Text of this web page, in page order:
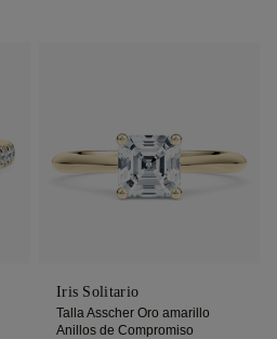
Iris Solitario
Talla Asscher Oro amarillo
Anillos de Compromiso